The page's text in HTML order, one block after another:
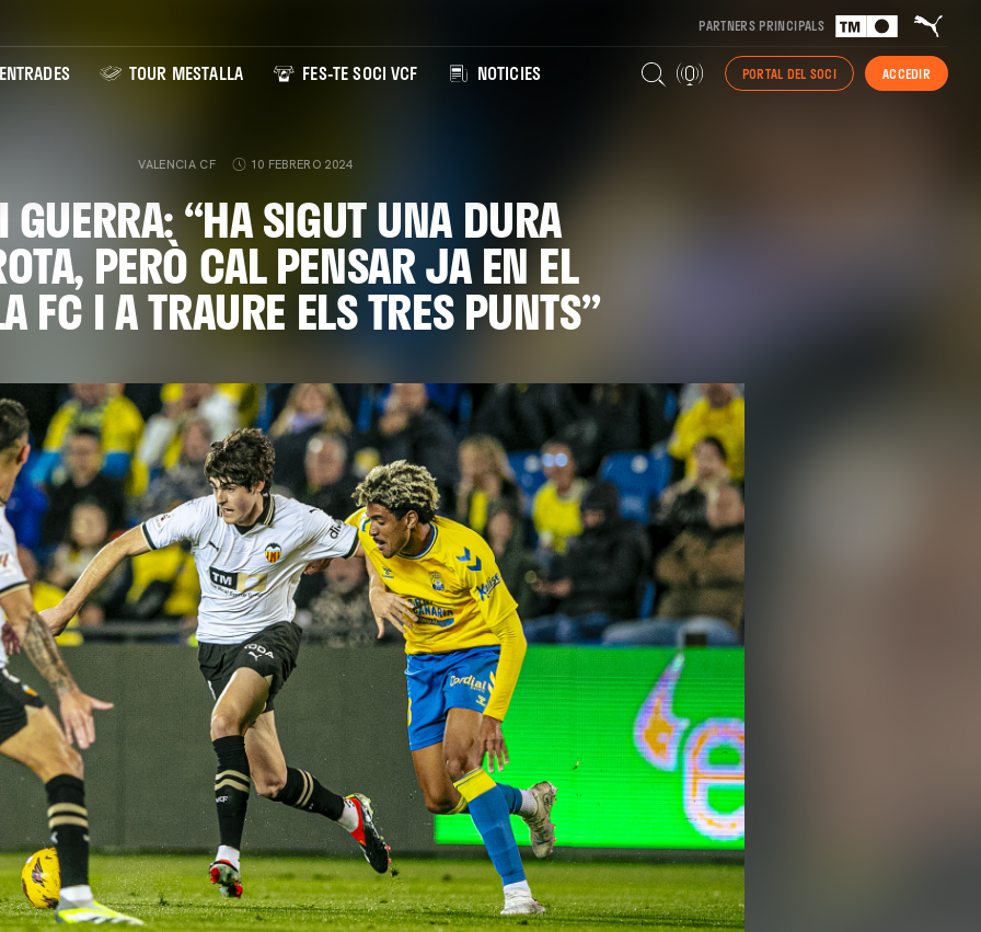
PARTNERS PRINCIPALS
ENTRADES TOUR MESTALLA FES-TE SOCI VCF NOTICIES PORTAL DEL SOCI ACCEDIR
VALENCIA CF 10 FEBRERO 2024
“HA SIGUT UNA DURA
PERÒ CAL PENSAR JA EN EL
FC I A TRAURE ELS TRES PUNTS”